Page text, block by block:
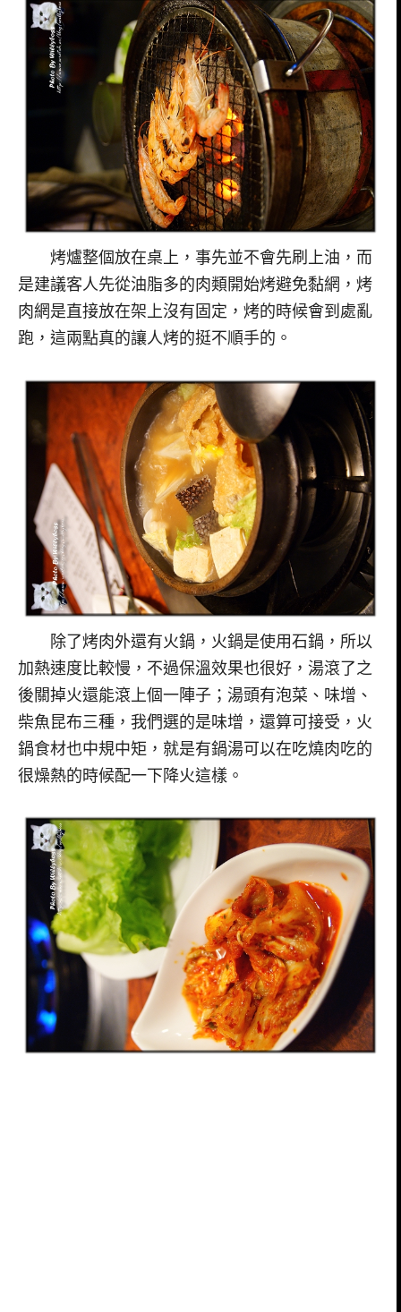
烤爐整個放在桌上，事先並不會先刷上油，而
是建議客人先從油脂多的肉類開始烤避免黏網，烤
肉網是直接放在架上沒有固定，烤的時候會到處亂
跑，這兩點真的讓人烤的挺不順手的。
除了烤肉外還有火鍋，火鍋是使用石鍋，所以
加熱速度比較慢，不過保溫效果也很好，湯滾了之
後關掉火還能滾上個一陣子；湯頭有泡菜、味增、
柴魚昆布三種，我們選的是味增，還算可接受，火
鍋食材也中規中矩，就是有鍋湯可以在吃燒肉吃的
很燥熱的時候配一下降火這樣。